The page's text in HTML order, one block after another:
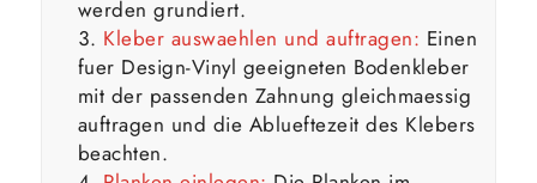
werden grundiert.
Kleber auswaehlen und auftragen: Einen
fuer Design-Vinyl geeigneten Bodenkleber
mit der passenden Zahnung gleichmaessig
auftragen und die Ablueftezeit des Klebers
beachten.